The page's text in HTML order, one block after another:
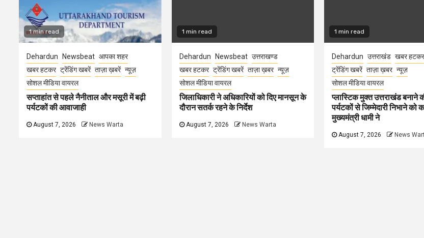
1 min read
Dehardun Newsbeat आपका शहर
खबर हटकर ट्रेंडिंग खबरें ताज़ा ख़बरें न्यूज़
सोशल मीडिया वायरल
सप्ताहांत से पहले नैनीताल और मसूरी में बढ़ी
पर्यटकों की आवाजाही
August 7, 2026 News Warta
1 min read
Dehardun Newsbeat उत्तराखण्ड
खबर हटकर ट्रेंडिंग खबरें ताज़ा ख़बर न्यूज़
सोशल मीडिया वायरल
जिलाधिकारी ने अधिकारियों को दिए मानसून के
दौरान सतर्क रहने के निर्देश
August 7, 2026 News Warta
1 min read
Dehardun उत्तराखंड खबर
ट्रेंडिंग खबरें ताज़ा ख़बर न्यूज़
सोशल मीडिया वायरल
प्लास्टिक मुक्त उत्तराखंड बनाने
पर्यटकों से जिम्मेदारी निभाने को
मुख्यमंत्री धामी ने
August 7, 2026 News